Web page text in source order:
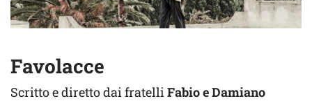
Favolacce
Scritto e diretto dai fratelliFabio e Damiano